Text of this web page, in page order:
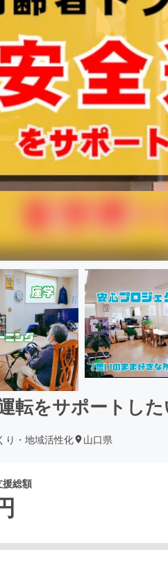
転をサポートし
り・地域活性化 山口県
総額